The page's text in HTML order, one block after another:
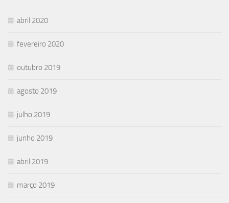
abril 2020
fevereiro 2020
outubro 2019
agosto 2019
julho 2019
junho 2019
abril 2019
março 2019